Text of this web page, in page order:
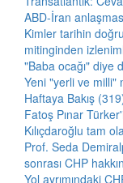
ABD-İran
Kimler tarihin
mitinginden
"Baba ocağı" diye
Yeni "yerli ve milli"
Haftaya Bakış
Fatoş Pınar
Kılıçdaroğlu tam
Prof. Seda
sonrası CHP
Yol ayrımındaki